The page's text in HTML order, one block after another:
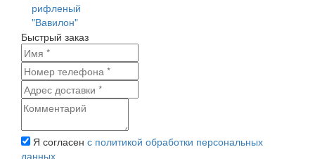
Быстрый заказ
Я согласен с политикой обработки персональных
данных